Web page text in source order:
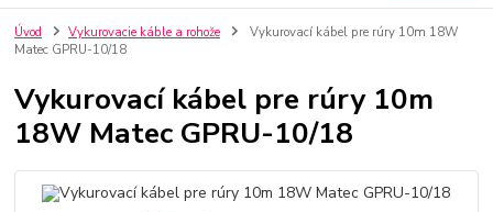
Úvod Vykurovacie káble a rohože
Vykurovací kábel pre rúry 10m 18W
Matec GPRU-10/18
Vykurovací kábel pre rúry 10m
18W Matec GPRU-10/18